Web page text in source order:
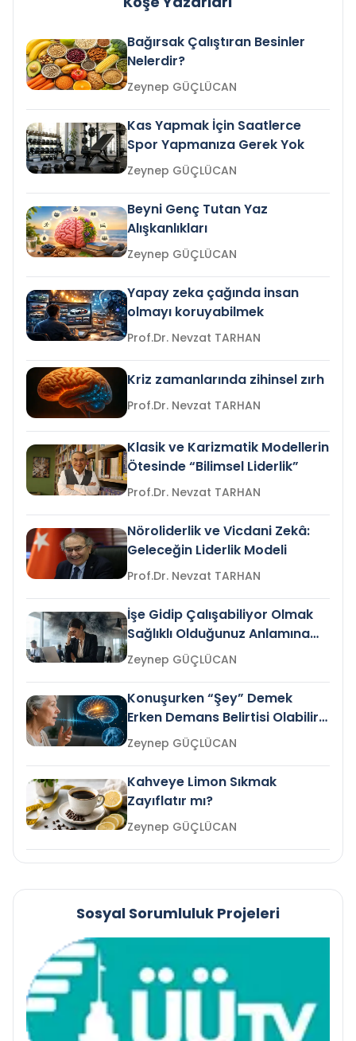
Bağırsak Çalıştıran Besinler
Nelerdir?
Zeynep GÜÇLÜCAN
Kas Yapmak İçin Saatlerce
Spor Yapmanıza Gerek Yok
Zeynep GÜÇLÜCAN
Beyni Genç Tutan Yaz
Alışkanlıkları
Zeynep GÜÇLÜCAN
Yapay zeka çağında insan
olmayı koruyabilmek
Prof.Dr. Nevzat TARHAN
Kriz zamanlarında zihinsel zırh
Prof.Dr. Nevzat TARHAN
Klasik ve Karizmatik Modellerin
Ötesinde “Bilimsel Liderlik”
Prof.Dr. Nevzat TARHAN
Nöroliderlik ve Vicdani Zekâ:
Geleceğin Liderlik Modeli
Prof.Dr. Nevzat TARHAN
İşe Gidip Çalışabiliyor Olmak
Sağlıklı Olduğunuz Anlamına
Gelir mi?Zeynep GÜÇLÜCAN
Konuşurken “Şey” Demek
Erken Demans Belirtisi Olabilir
mi?
Zeynep GÜÇLÜCAN
Kahveye Limon Sıkmak
Zayıflatır mı?
Zeynep GÜÇLÜCAN
Sosyal Sorumluluk Projeleri